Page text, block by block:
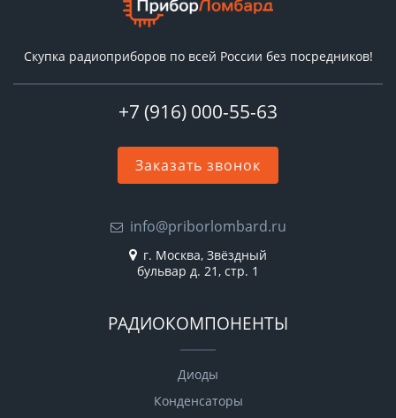
Скупка радиоприборов по всей России без посредников!
+7 (916) 000-55-63
Заказать звонок
info@priborlombard.ru
г. Москва, Звёздный
бульвар д. 21, стр. 1
РАДИОКОМПОНЕНТЫ
Диоды
Конденсаторы